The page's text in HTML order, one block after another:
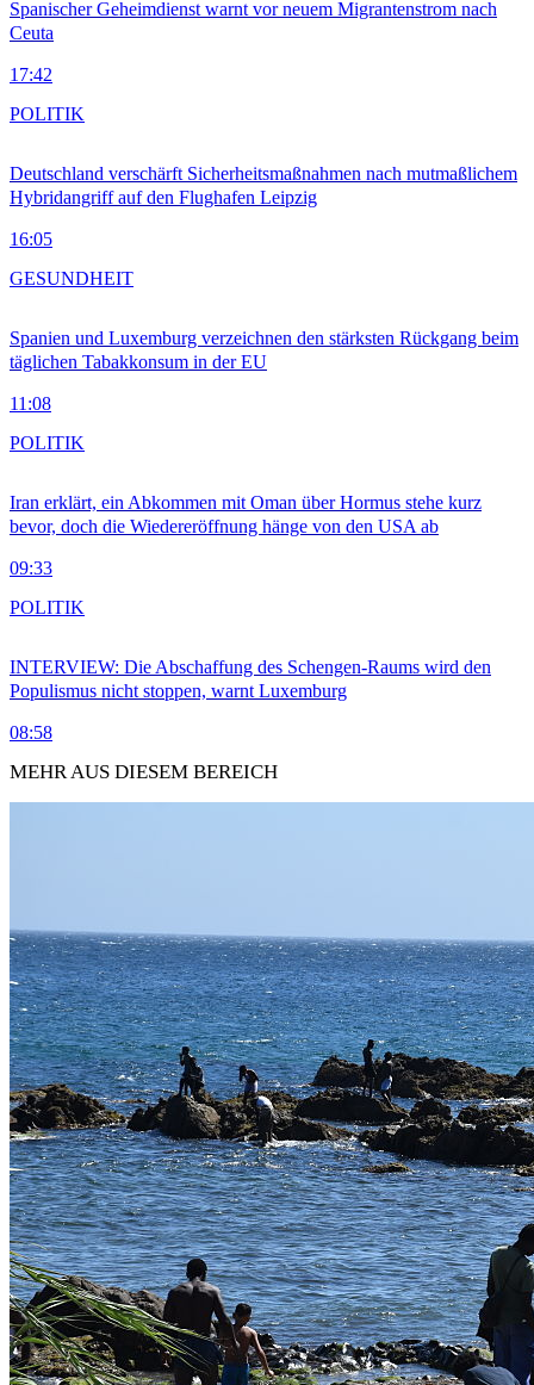
Spanischer Geheimdienst warnt vor neuem Migrantenstrom nach
Ceuta
17:42
Deutschland verschärft Sicherheitsmaßnahmen nach mutmaßlichem
Hybridangriff auf den Flughafen Leipzig
16:05
POLITIK
Spanien und Luxemburg verzeichnen den stärksten Rückgang beim
täglichen Tabakkonsum in der EU
11:08
GESUNDHEIT
Iran erklärt, ein Abkommen mit Oman über Hormus stehe kurz
bevor, doch die Wiedereröffnung hänge von den USA ab
09:33
POLITIK
INTERVIEW: Die Abschaffung des Schengen-Raums wird den
Populismus nicht stoppen, warnt Luxemburg
08:58
POLITIK
MEHR AUS DIESEM BEREICH